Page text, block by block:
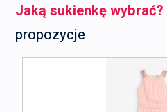
Jaką sukienkę wybrać?
propozycje